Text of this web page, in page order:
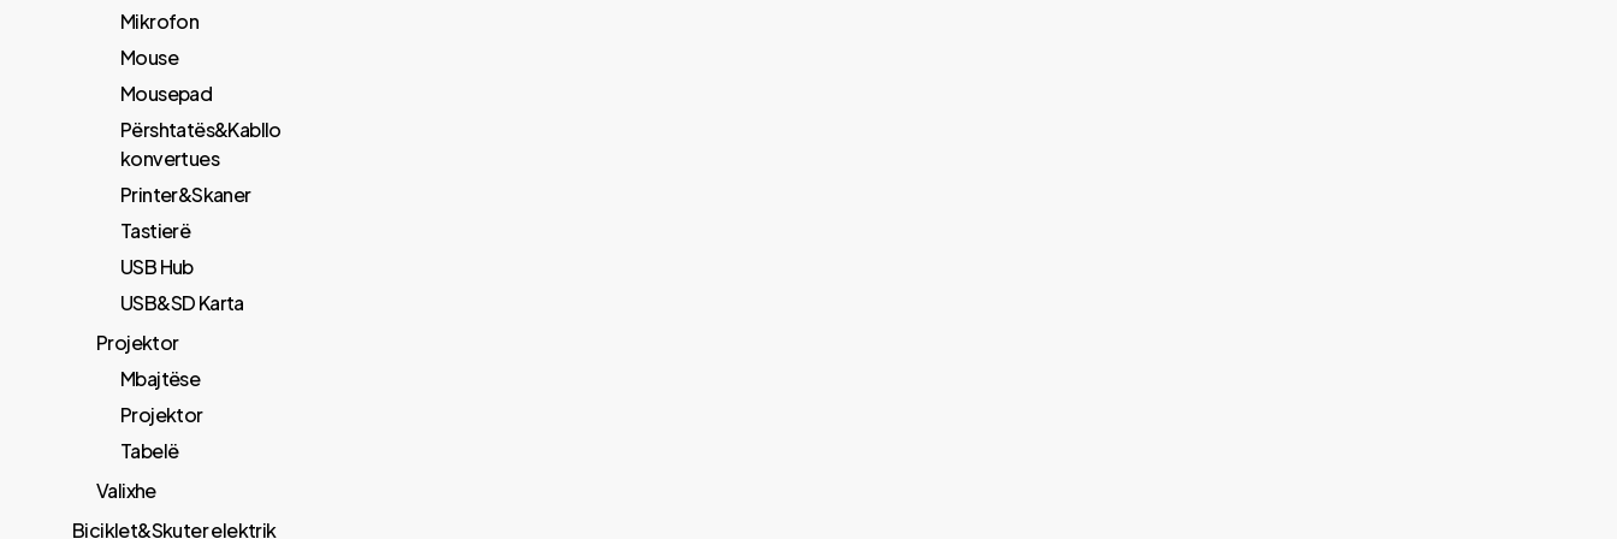
Mikrofon
Mouse
Mousepad
Përshtatës&Kabllo
konvertues
Printer&Skaner
Tastierë
USB Hub
USB&SD Karta
Projektor
Mbajtëse
Projektor
Tabelë
Valixhe
Biciklet&Skuter elektrik